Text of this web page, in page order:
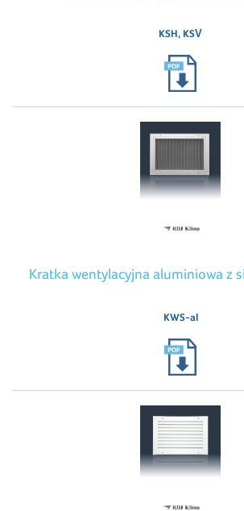
KSH, KSV
Kratka wentylacyjna aluminiowa z
KWS-al